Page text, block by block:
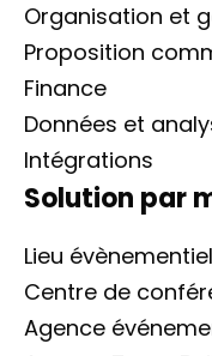
Organisation et
Proposition
Finance
Données et
Intégrations
Solution par
Lieu évènementiel
Centre de
Agence